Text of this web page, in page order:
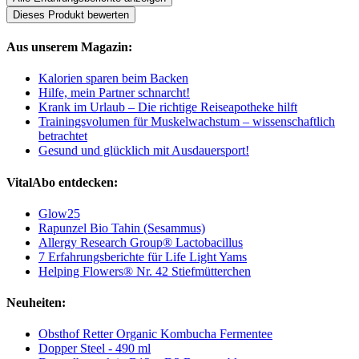
Dieses Produkt bewerten
Aus unserem Magazin:
Kalorien sparen beim Backen
Hilfe, mein Partner schnarcht!
Krank im Urlaub – Die richtige Reiseapotheke hilft
Trainingsvolumen für Muskelwachstum – wissenschaftlich
betrachtet
Gesund und glücklich mit Ausdauersport!
VitalAbo entdecken:
Glow25
Rapunzel Bio Tahin (Sesammus)
Allergy Research Group® Lactobacillus
7 Erfahrungsberichte für Life Light Yams
Helping Flowers® Nr. 42 Stiefmütterchen
Neuheiten:
Obsthof Retter Organic Kombucha Fermentee
Dopper Steel - 490 ml